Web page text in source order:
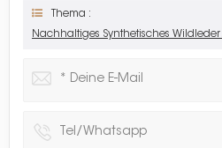
Thema :
Nachhaltiges Synthetisches